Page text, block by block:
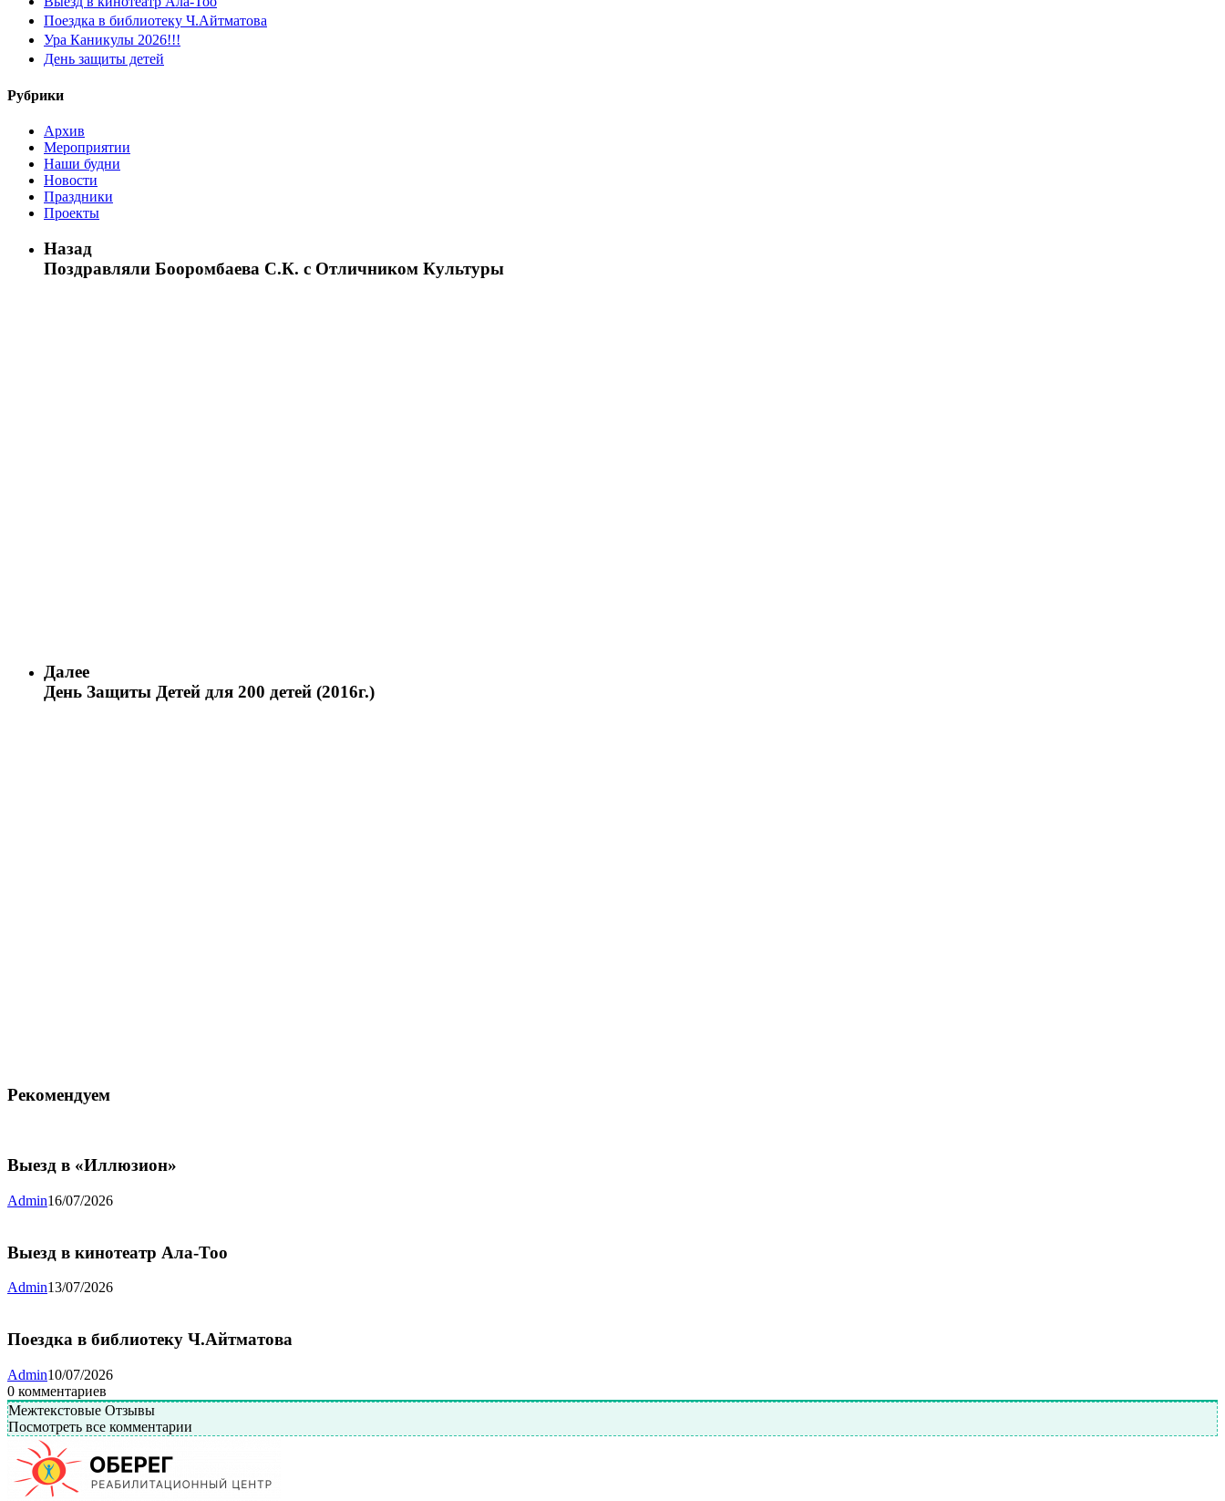
Поездка в библиотеку Ч.Айтматова
Ура Каникулы 2026!!!
День защиты детей
Рубрики
Архив
Мероприятии
Наши будни
Новости
Праздники
Проекты
Назад
Поздравляли Бооромбаева С.К. с Отличником Культуры
Далее
День Защиты Детей для 200 детей (2016г.)
Рекомендуем
Выезд в «Иллюзион»
Admin16/07/2026
Выезд в кинотеатр Ала-Тоо
Admin13/07/2026
Поездка в библиотеку Ч.Айтматова
Admin10/07/2026
0 комментариев
Межтекстовые Отзывы
Посмотреть все комментарии